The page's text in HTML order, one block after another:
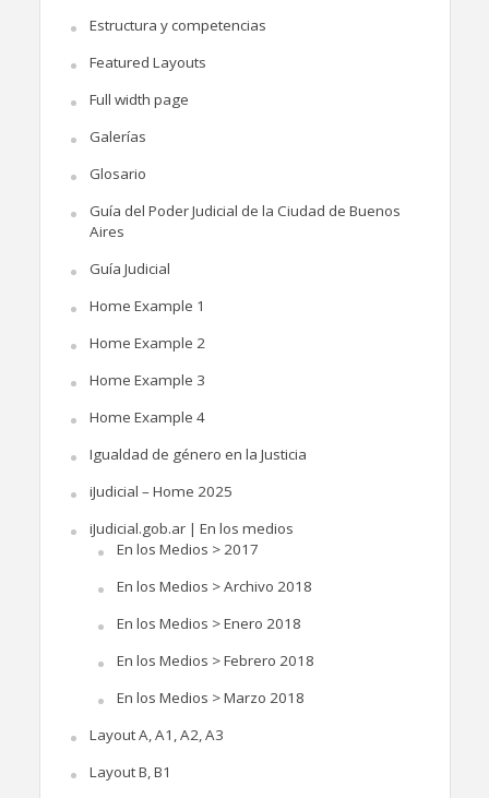
Estructura y competencias
Featured Layouts
Full width page
Galerías
Glosario
Guía del Poder Judicial de la Ciudad de Buenos
Aires
Guía Judicial
Home Example 1
Home Example 2
Home Example 3
Home Example 4
Igualdad de género en la Justicia
iJudicial – Home 2025
iJudicial.gob.ar | En los medios
En los Medios > 2017
En los Medios > Archivo 2018
En los Medios > Enero 2018
En los Medios > Febrero 2018
En los Medios > Marzo 2018
Layout A, A1, A2, A3
Layout B, B1